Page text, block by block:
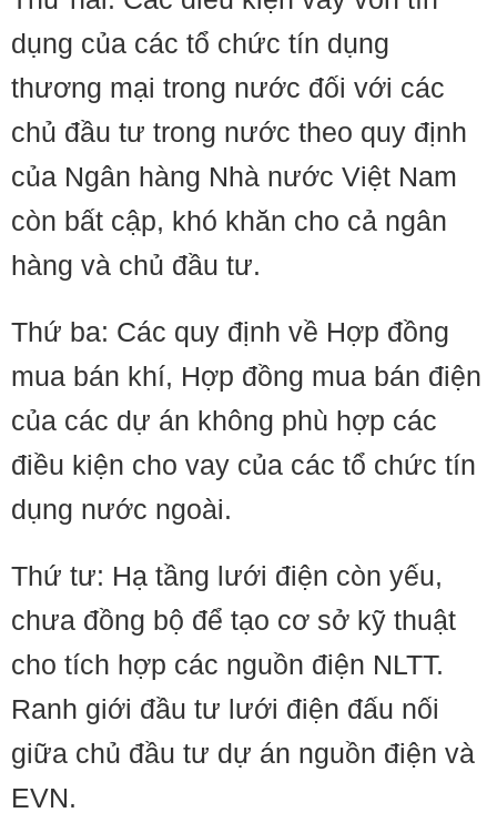
dụng của các tổ chức tín dụng
thương mại trong nước đối với các
chủ đầu tư trong nước theo quy định
của Ngân hàng Nhà nước Việt Nam
còn bất cập, khó khăn cho cả ngân
hàng và chủ đầu tư.
Thứ ba: Các quy định về Hợp đồng
mua bán khí, Hợp đồng mua bán điện
của các dự án không phù hợp các
điều kiện cho vay của các tổ chức tín
dụng nước ngoài.
Thứ tư: Hạ tầng lưới điện còn yếu,
chưa đồng bộ để tạo cơ sở kỹ thuật
cho tích hợp các nguồn điện NLTT.
Ranh giới đầu tư lưới điện đấu nối
giữa chủ đầu tư dự án nguồn điện và
EVN.